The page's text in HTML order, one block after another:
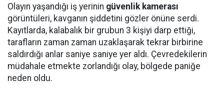
Olayın yaşandığı iş yerinin güvenlik kamerası
görüntüleri, kavganın şiddetini gözler önüne serdi.
Kayıtlarda, kalabalık bir grubun 3 kişiyi darp ettiği,
tarafların zaman zaman uzaklaşarak tekrar birbirine
saldırdığı anlar saniye saniye yer aldı. Çevredekilerin
müdahale etmekte zorlandığı olay, bölgede paniğe
neden oldu.